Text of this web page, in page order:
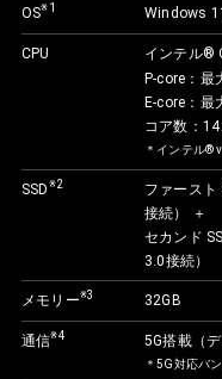
OS※1 Windows
CPU インテル®
P-core：
E-core：
コア数：
＊インテル®
SSD※2
ファース
接続） ＋
セカンド
3.0接続）
メモリー※3 32GB
通信※4 5G搭載（
＊5G対応バ